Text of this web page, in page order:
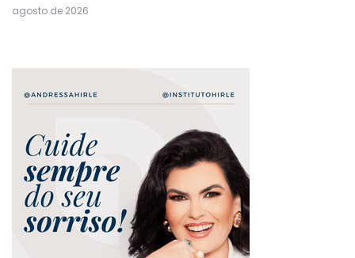
agosto de 2026